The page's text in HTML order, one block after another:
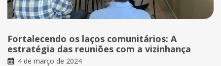
Fortalecendo os laços comunitários: A
estratégia das reuniões com a vizinhança
4 de março de 2024